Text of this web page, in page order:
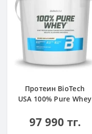
Протеин BioTech
USA 100% Pure Whey
g
97 990 тг.